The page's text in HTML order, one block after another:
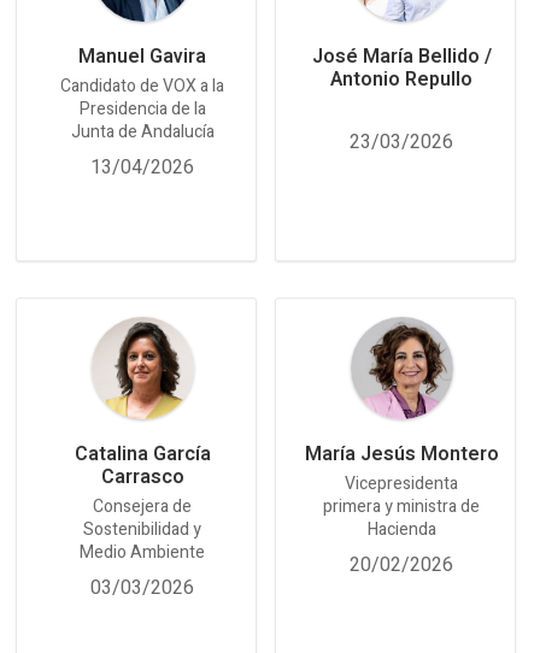
Manuel Gavira
Candidato de VOX a la
Presidencia de la
Junta de Andalucía
13/04/2026
José María Bellido /
Antonio Repullo
23/03/2026
Catalina García
Carrasco
Consejera de
Sostenibilidad y
Medio Ambiente
03/03/2026
María Jesús Montero
Vicepresidenta
primera y ministra de
Hacienda
20/02/2026